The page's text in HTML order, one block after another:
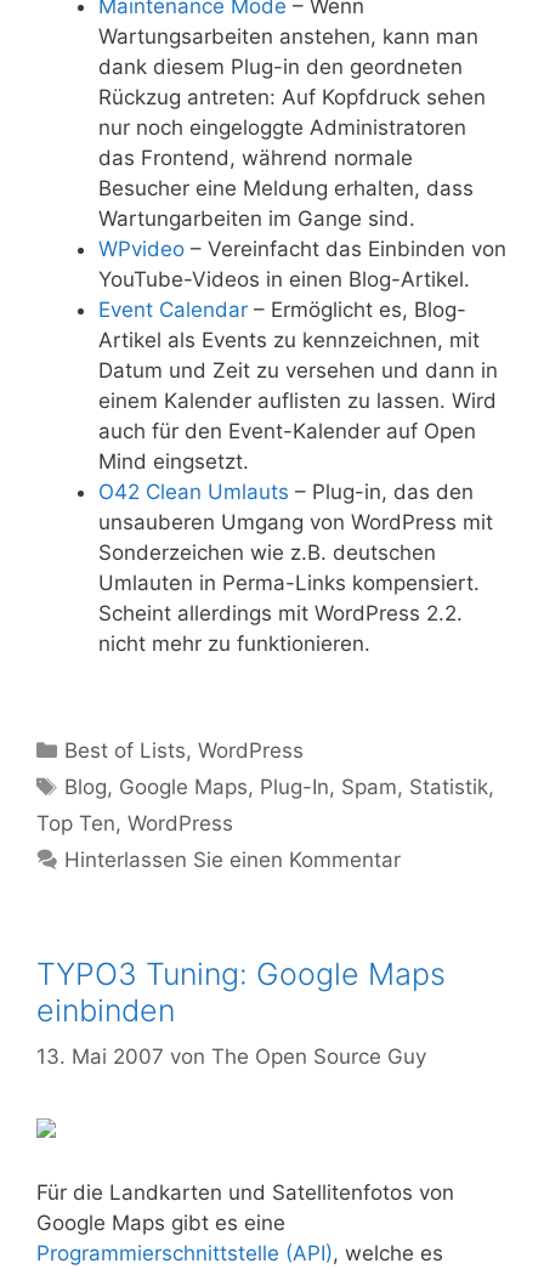
Maintenance Mode – Wenn
Wartungsarbeiten anstehen, kann man
dank diesem Plug-in den geordneten
Rückzug antreten: Auf Kopfdruck sehen
nur noch eingeloggte Administratoren
das Frontend, während normale
Besucher eine Meldung erhalten, dass
Wartungarbeiten im Gange sind.
WPvideo – Vereinfacht das Einbinden von
YouTube-Videos in einen Blog-Artikel.
Event Calendar – Ermöglicht es, Blog-
Artikel als Events zu kennzeichnen, mit
Datum und Zeit zu versehen und dann in
einem Kalender auflisten zu lassen. Wird
auch für den Event-Kalender auf Open
Mind eingsetzt.
O42 Clean Umlauts – Plug-in, das den
unsauberen Umgang von WordPress mit
Sonderzeichen wie z.B. deutschen
Umlauten in Perma-Links kompensiert.
Scheint allerdings mit WordPress 2.2.
nicht mehr zu funktionieren.
Kategorien
Best of Lists,WordPress
Tags
Blog, Google Maps, Plug-In, Spam, Statistik,
Top Ten, WordPress
Hinterlassen Sie einen Kommentar
TYPO3 Tuning: Google Maps
einbinden
13. Mai 2007 von The Open Source Guy
Für die Landkarten und Satellitenfotos von
Google Maps gibt es eine
Programmierschnittstelle (API), welche es